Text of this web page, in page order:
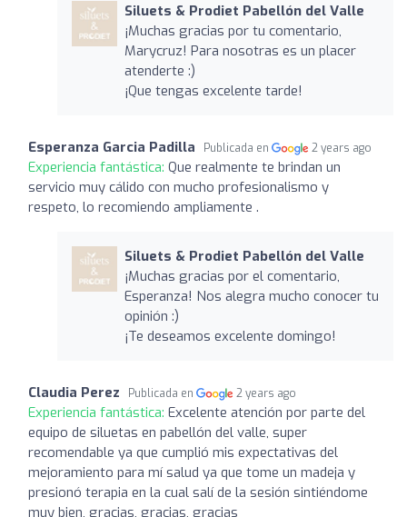
Siluets & Prodiet Pabellón del Valle
¡Muchas gracias por tu comentario,
Marycruz! Para nosotras es un placer
atenderte :)
¡Que tengas excelente tarde!
Esperanza Garcia Padilla Publicada en 2 years ago
Experiencia fantástica: Que realmente te brindan un
servicio muy cálido con mucho profesionalismo y
respeto, lo recomiendo ampliamente .
Siluets & Prodiet Pabellón del Valle
¡Muchas gracias por el comentario,
Esperanza! Nos alegra mucho conocer tu
opinión :)
¡Te deseamos excelente domingo!
Claudia Perez Publicada en 2 years ago
Experiencia fantástica: Excelente atención por parte del
equipo de siluetas en pabellón del valle, super
recomendable ya que cumplió mis expectativas del
mejoramiento para mí salud ya que tome un madeja y
presionó terapia en la cual salí de la sesión sintiéndome
muy bien, gracias, gracias, gracias